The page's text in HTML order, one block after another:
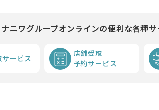
ナニワグループオンラインの便利な各種サ
ービス
店舗受取
予約サービス